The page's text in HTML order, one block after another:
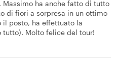
ha anche fatto di tutto
di fiori a sorpresa in un ottimo
il posto, ha effettuato la
tutto). Molto felice del tour!